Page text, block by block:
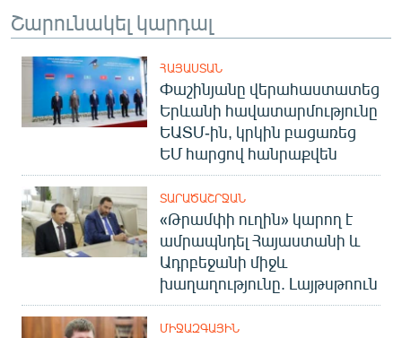
Շարունակել կարդալ
ՀԱՅԱՍՏԱՆ
Փաշինյանը վերահաստատեց
Երևանի հավատարմությունը
ԵԱՏՄ-ին, կրկին բացառեց
ԵՄ հարցով հանրաքվեն
ՏԱՐԱԾԱՇՐՋԱՆ
«Թրամփի ուղին» կարող է
ամրապնդել Հայաստանի և
Ադրբեջանի միջև
խաղաղությունը. Լայթսթոուն
ՄԻՋԱԶԳԱՅԻՆ